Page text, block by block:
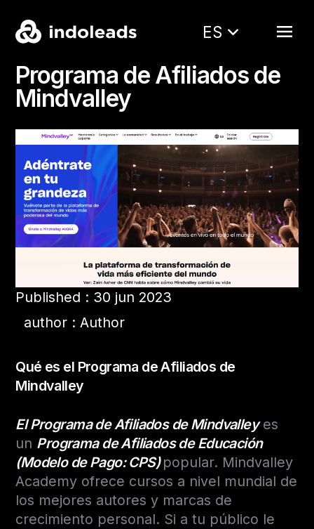
ES
Programa de Afiliados de
Mindvalley
Published : 30 jun 2023
author : Author
Qué es el Programa de Afiliados de
Mindvalley
El Programa de Afiliados de Mindvalleyes
un Programa de Afiliados de Educación
(Modelo de Pago: CPS)popular. Mindvalley
Academy ofrece cursos a nivel mundial de
los mejores autores y marcas de
crecimiento personal. Si a tu público le